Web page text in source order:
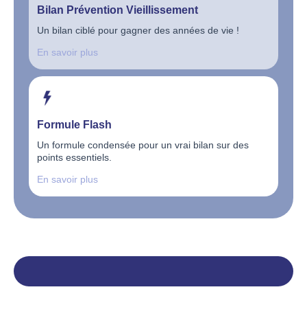
Bilan Prévention Vieillissement
Un bilan ciblé pour gagner des années de vie !
En savoir plus
Formule Flash
Un formule condensée pour un vrai bilan sur des
points essentiels.
En savoir plus